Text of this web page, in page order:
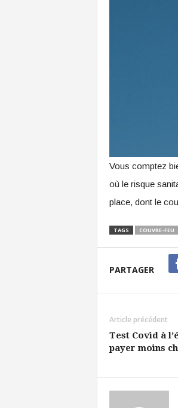
Vous comptez
où le risque
place, dont le
TAGS COUVRE-FEU
PARTAGER
Article précédent
Test Covid à
payer moins